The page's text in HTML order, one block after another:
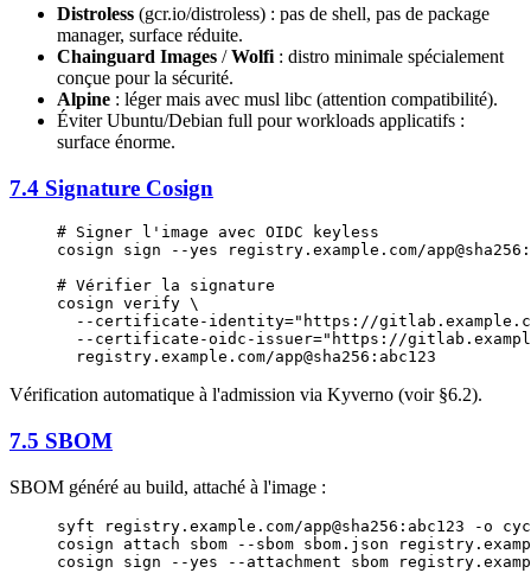
Distroless (gcr.io/distroless) : pas de shell, pas de package
manager, surface réduite.
Chainguard Images /Wolfi : distro minimale spécialement
conçue pour la sécurité.
Alpine : léger mais avec musl libc (attention compatibilité).
Éviter Ubuntu/Debian full pour workloads applicatifs :
surface énorme.
7.4 Signature Cosign
# Signer l'image avec OIDC keyless
cosign sign --yes registry.example.com/
# Vérifier la signature
cosign verify \
  --certificate-identity=
"https://
  --certificate-oidc-issuer=
"https://
  registry.example.com/app@sha256:abc123
Vérification automatique à l'admission via Kyverno (voir §6.2).
7.5 SBOM
SBOM généré au build, attaché à l'image :
syft registry.example.com/app@sha256:abc123 -o
cosign attach sbom --sbom sbom.json
cosign sign --yes --attachment sbom